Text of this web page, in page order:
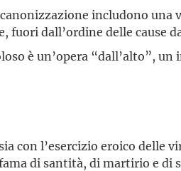
includono una
fuori dall’ordine delle cause
è un’opera “dall’alto”,
con l’esercizio eroico delle
di santità, di martirio e di